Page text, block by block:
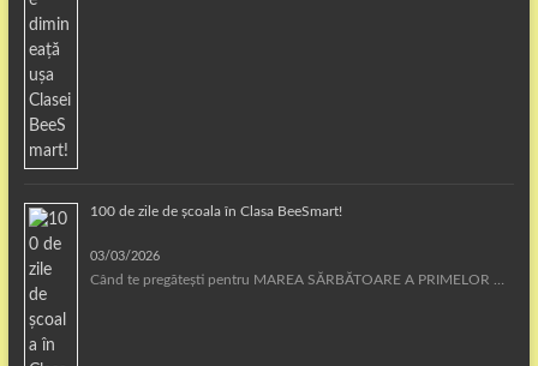
100 de zile de școala în Clasa BeeSmart!
03/03/2026
Când te pregătești pentru MAREA SĂRBĂTOARE A PRIMELOR …